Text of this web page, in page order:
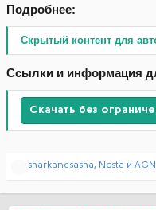
Подробнее:
Скрытый контент для
Ссылки и информация
Скачать без
Рsharkandsasha, Nesta и